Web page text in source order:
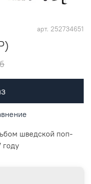
арт. 252734651
шведской поп-
году